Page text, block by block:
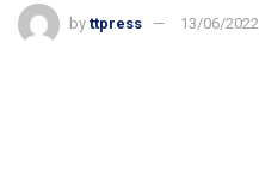
by ttpress 13/06/2022